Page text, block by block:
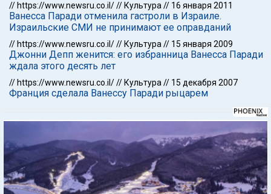
// https://www.newsru.co.il/// Культура // 16 января 2011
Ванесса Паради отменила гастроли в Израиле.
Израильские СМИ не принимают ее оправданий
// https://www.newsru.co.il/// Культура // 15 января 2009
Джонни Депп женится: его избранница Ванесса Паради
ждала этого десять лет
// https://www.newsru.co.il/// Культура // 15 декабря 2007
Франция сделала Ванессу Паради рыцарем